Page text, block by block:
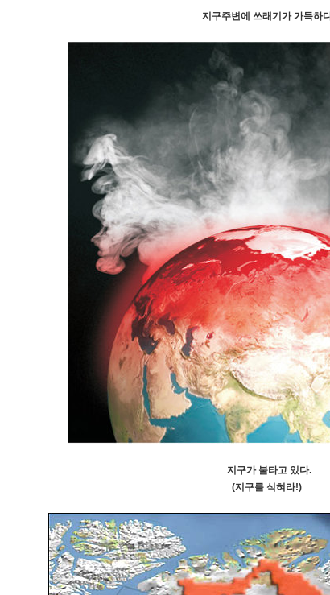
지구주변에 쓰래기가 가득하
​지구가 불타고 있다.
(지구를 식혀라!)